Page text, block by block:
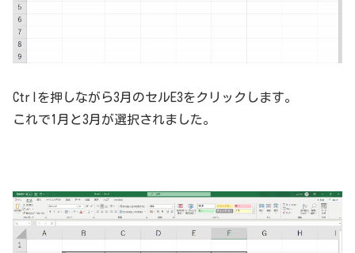
Ctrlを押しながら3月のセルE3をクリックします。
これで1月と3月が選択されました。